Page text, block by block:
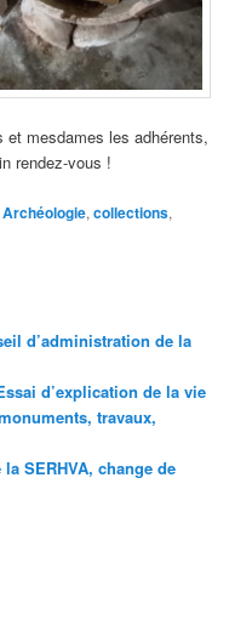
mesdames les adhérents,
rendez-vous !
Archéologie,collections,
d’administration de la
d’explication de la vie
travaux,
SERHVA, change de